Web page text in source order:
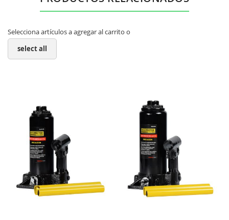
Selecciona artículos a agregar al carrito o
select all